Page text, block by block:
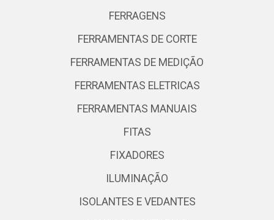
FERRAGENS
FERRAMENTAS DE CORTE
FERRAMENTAS DE MEDIÇÃO
FERRAMENTAS ELETRICAS
FERRAMENTAS MANUAIS
FITAS
FIXADORES
ILUMINAÇÃO
ISOLANTES E VEDANTES